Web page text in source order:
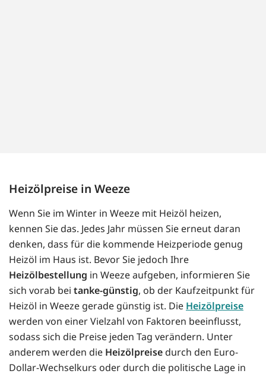
Heizölpreise in Weeze
Wenn Sie im Winter in Weeze mit Heizöl heizen,
kennen Sie das. Jedes Jahr müssen Sie erneut daran
denken, dass für die kommende Heizperiode genug
Heizöl im Haus ist. Bevor Sie jedoch Ihre
Heizölbestellung in Weeze aufgeben, informieren Sie
sich vorab bei tanke-günstig, ob der Kaufzeitpunkt für
Heizöl in Weeze gerade günstig ist. Die Heizölpreise
werden von einer Vielzahl von Faktoren beeinflusst,
sodass sich die Preise jeden Tag verändern. Unter
anderem werden die Heizölpreise durch den Euro-
Dollar-Wechselkurs oder durch die politische Lage in